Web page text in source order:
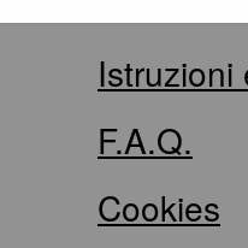
Istruzioni
F.A.Q.
Cookies